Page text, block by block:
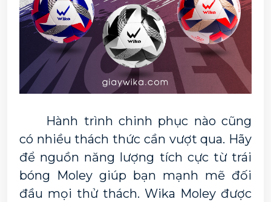
có nhiều thách thức cần vượt qua. Hãy
để nguồn năng lượng tích cực từ trái
bóng Moley giúp bạn mạnh mẽ đối
đầu mọi thử thách. Wika Moley được